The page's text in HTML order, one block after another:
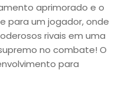
aprimorado e o
para um jogador, onde
rivais em uma
no combate! O
para